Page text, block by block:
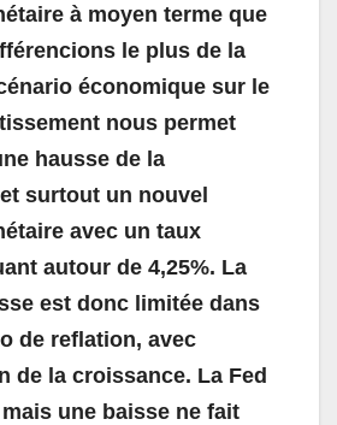
à moyen terme que
le plus de la
économique sur le
nous permet
hausse de la
surtout un nouvel
avec un taux
autour de 4,25%. La
est donc limitée dans
de reflation, avec
de la croissance. La Fed
une baisse ne fait